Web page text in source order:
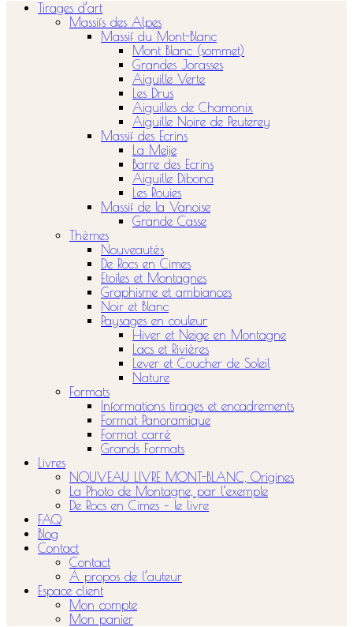
Tirages d’art
Massifs des Alpes
Massif du Mont-Blanc
Mont Blanc (sommet)
Grandes Jorasses
Aiguille Verte
Les Drus
Aiguilles de Chamonix
Aiguille Noire de Peuterey
Massif des Ecrins
La Meije
Barre des Ecrins
Aiguille Dibona
Les Rouies
Massif de la Vanoise
Grande Casse
Thèmes
Nouveautés
De Rocs en Cimes
Etoiles et Montagnes
Graphisme et ambiances
Noir et Blanc
Paysages en couleur
Hiver et Neige en Montagne
Lacs et Rivières
Lever et Coucher de Soleil
Nature
Formats
Informations tirages et encadrements
Format Panoramique
Format carré
Grands Formats
Livres
NOUVEAU LIVRE MONT-BLANC, Origines
La Photo de Montagne, par l’exemple
De Rocs en Cimes – le livre
FAQ
Blog
Contact
Contact
À propos de l’auteur
Espace client
Mon compte
Mon panier